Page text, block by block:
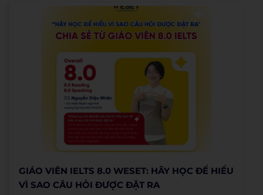
GIÁO VIÊN IELTS 8.0 WESET: HÃY HỌC ĐỂ HIỂU
VÌ SAO CÂU HỎI ĐƯỢC ĐẶT RA